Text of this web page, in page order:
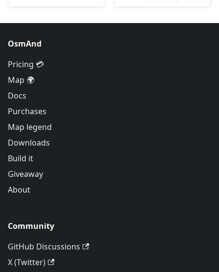
OsmAnd
Pricing 💳
Map 🌍
Docs
Purchases
Map legend
Downloads
Build it
Giveaway
About
Community
GitHub Discussions
X (Twitter)